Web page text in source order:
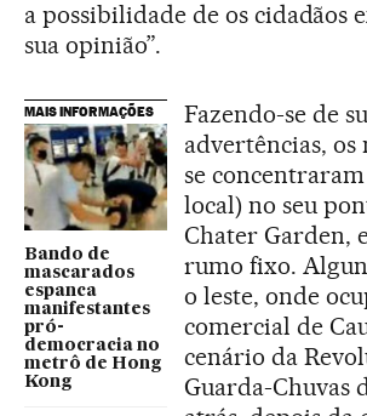
a possibilidade de os cidadãos
sua opinião”.
MAIS INFORMAÇÕES
Bando de
mascarados
espanca
manifestantes
pró-
democracia no
metrô de Hong
Kong
Fazendo-se de
advertências, os
se
local) no seu
Chater Garden,
rumo fixo.
o leste, onde
comercial de
cenário da
Guarda-Chuvas